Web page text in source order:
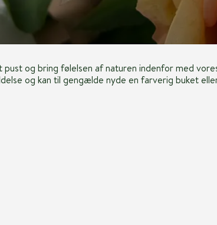
pust og bring følelsen af naturen indenfor med
og kan til gengælde nyde en farverig buket